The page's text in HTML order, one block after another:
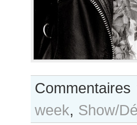
Commentaires
week, Show/